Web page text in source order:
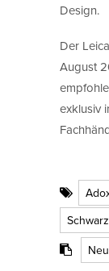
Design.
Der
August
exklusiv